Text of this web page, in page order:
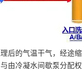
后的气温干气，经途
由冷凝水间歇泵分配